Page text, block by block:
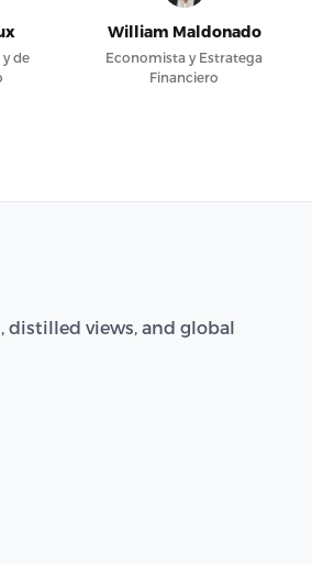
de
William Maldonado
Economista y Estratega
Financiero
distilled views, and global